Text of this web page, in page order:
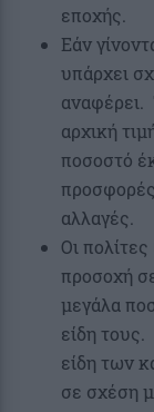
εποχής.
Εάν
υπάρχει
αναφέρει.
αρχική
ποσοστό
προσφορές
αλλαγές.
Οι
προσοχή
μεγάλα
είδη τους.
είδη των
σε σχέση